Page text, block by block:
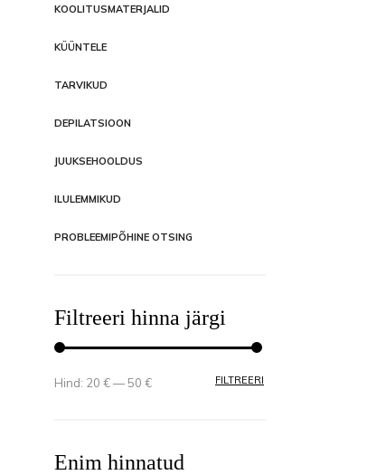
KOOLITUSMATERJALID
KÜÜNTELE
TARVIKUD
DEPILATSIOON
JUUKSEHOOLDUS
ILULEMMIKUD
PROBLEEMIPÕHINE OTSING
Filtreeri hinna järgi
MINIMAALNE HIND
MAKSIMAALNE HIND FILTREERI
Hind: 20 €—50 €
Enim hinnatud